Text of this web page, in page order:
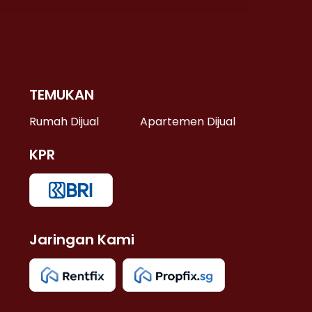
TEMUKAN
Rumah Dijual Apartemen Dijual
KPR
Jaringan Kami